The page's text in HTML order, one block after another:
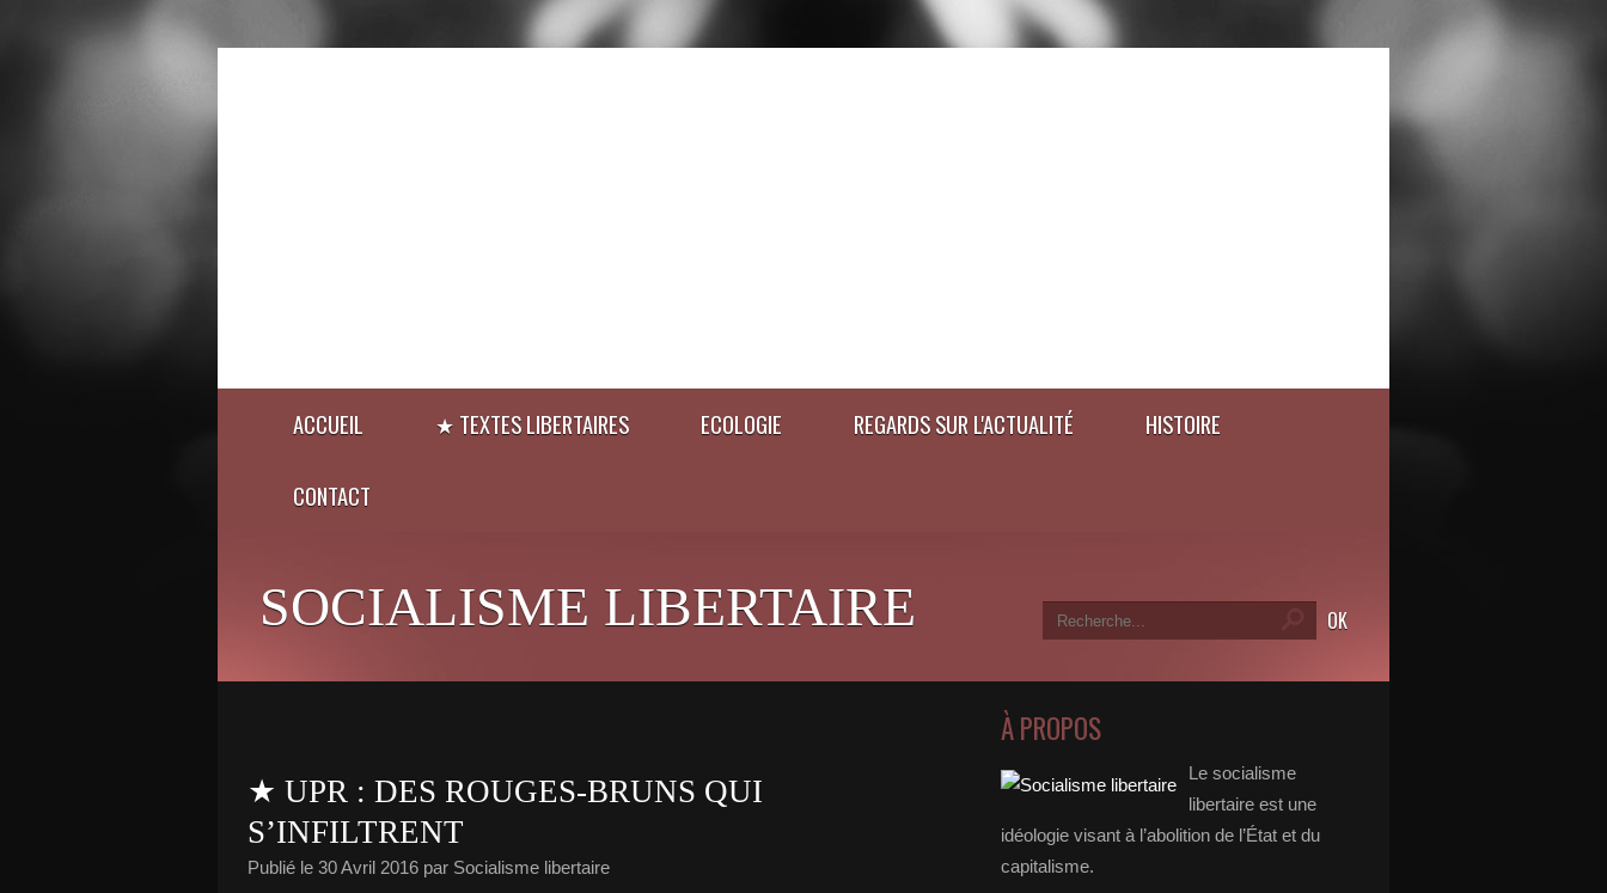
ACCUEIL ★ TEXTES LIBERTAIRES ECOLOGIE REGARDS SUR L'ACTUALITÉ HISTOIRE
CONTACT
SOCIALISME LIBERTAIRE
★ UPR : DES ROUGES-BRUNS QUI
S’INFILTRENT
Publié le 30 Avril 2016 par Socialisme libertaire
À PROPOS
Le socialisme
libertaire est une
idéologie visant à l’abolition de l’État et du
capitalisme.